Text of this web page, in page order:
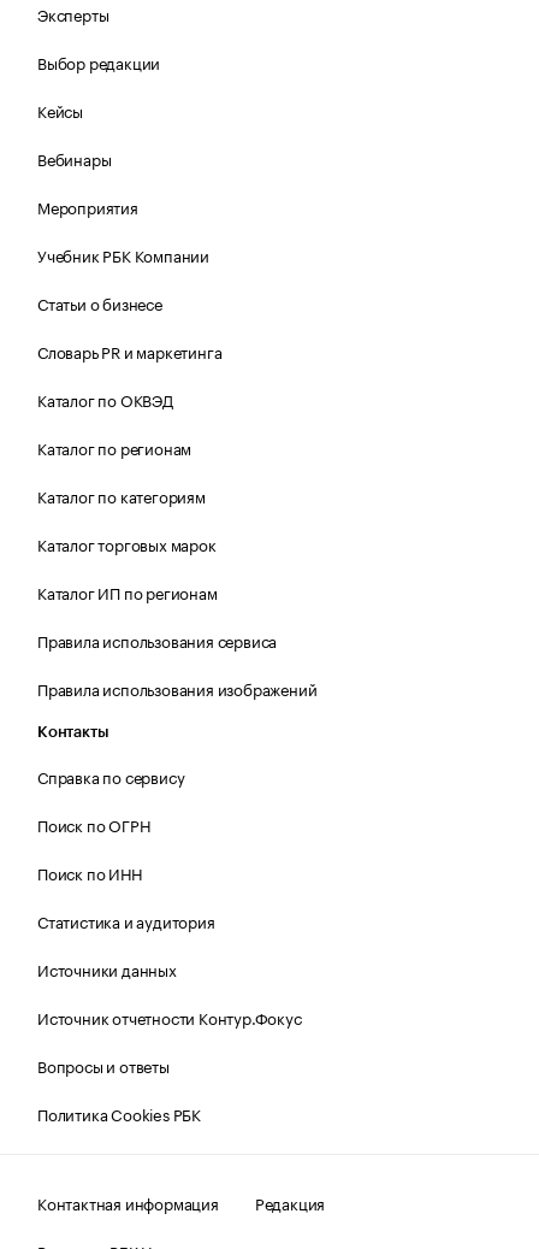
Эксперты
Выбор редакции
Кейсы
Вебинары
Мероприятия
Учебник РБК Компании
Статьи о бизнесе
Словарь PR и маркетинга
Каталог по ОКВЭД
Каталог по регионам
Каталог по категориям
Каталог торговых марок
Каталог ИП по регионам
Правила использования сервиса
Правила использования изображений
Контакты
Справка по сервису
Поиск по ОГРН
Поиск по ИНН
Статистика и аудитория
Источники данных
Источник отчетности Контур.Фокус
Вопросы и ответы
Политика Cookies РБК
Контактная информация
Редакция